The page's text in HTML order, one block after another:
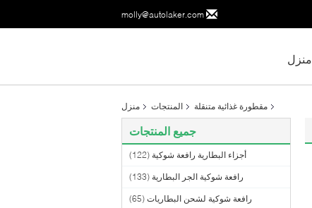
molly@autolaker.com
منزل
منزل المنتجات مقطورة غذائية متنقلة
جميع المنتجات
أجزاء البطارية رافعة شوكية (122)
رافعة شوكية الجر البطارية (133)
رافعة شوكية لشحن البطاريات (65)